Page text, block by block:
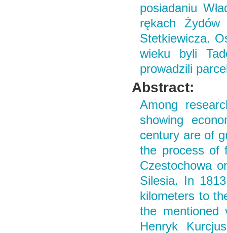
posiadaniu
rękach Żydów
Stetkiewicza.
wieku byli
prowadzili
Abstract:
Among
showing
century are of
the process of
Czestochowa
Silesia. In
kilometers to
the mentioned
Henryk